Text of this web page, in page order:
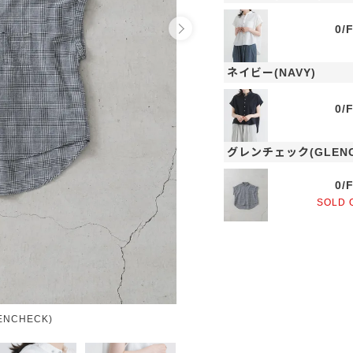
0/F
ネイビー(NAVY)
0/F
グレンチェック
0/F
SOLD